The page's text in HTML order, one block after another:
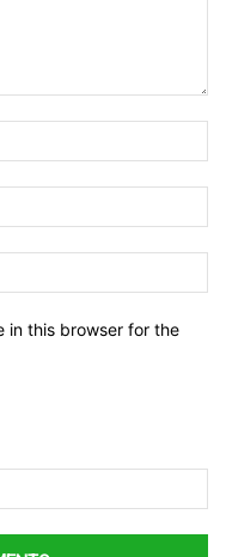
in this browser for the